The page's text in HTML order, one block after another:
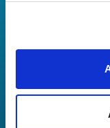
all'Aeroporto